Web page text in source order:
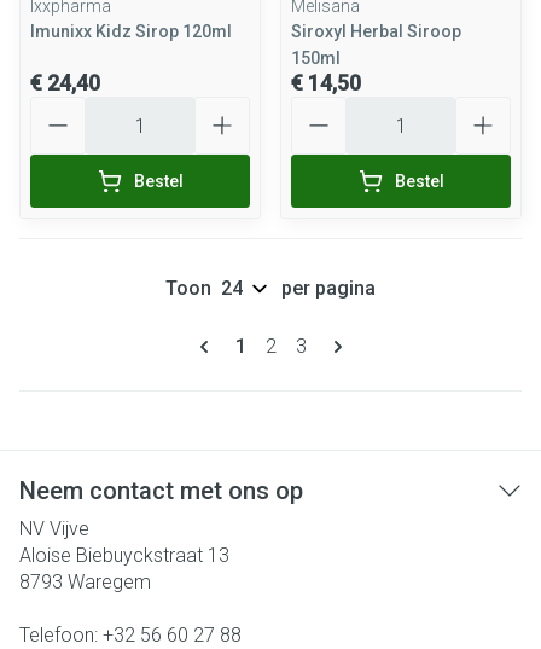
Ixxpharma
Imunixx Kidz Sirop 120ml
€ 24,40
Bestel
Melisana
Siroxyl Herbal Siroop
150ml
€ 14,50
Bestel
Pagina's
U lees momenteel pagina
1 Pagina
2 Pagina
3
Toon per pagina
Neem contact met ons op
NV Vijve
Aloise Biebuyckstraat 13
8793 Waregem
Telefoon: +32 56 60 27 88